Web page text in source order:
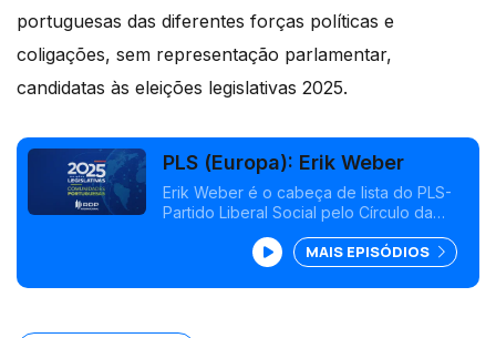
portuguesas das diferentes forças políticas e
coligações, sem representação parlamentar,
candidatas às eleições legislativas 2025.
PLS (Europa): Erik Weber
Erik Weber é o cabeça de lista do PLS-
Partido Liberal Social pelo Círculo da
e vive em Berlim. É consultor de gestão.
Entrevista de Paula Machado.
MAIS EPISÓDIOS